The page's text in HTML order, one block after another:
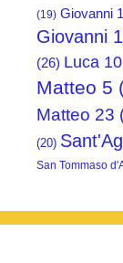
(19) Giovanni
Giovanni
(26) Luca 10
Matteo 5
Matteo 23
(20)
San Tommaso